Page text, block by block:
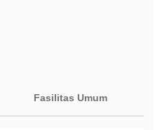
Fasilitas Umum